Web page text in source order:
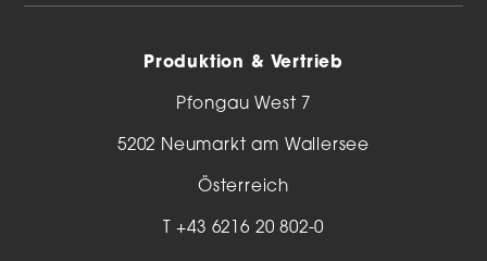
Produktion & Vertrieb
Pfongau West 7
5202 Neumarkt am Wallersee
Österreich
T+43 6216 20 802-0